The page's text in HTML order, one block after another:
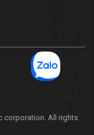
corporation. All rights